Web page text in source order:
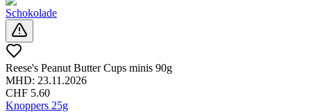
Schokolade
Reese's Peanut Butter Cups minis 90g
MHD: 23.11.2026
CHF 5.60
Knoppers 25g